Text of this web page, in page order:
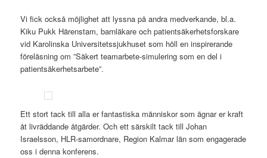
Vi fick också möjlighet att lyssna på andra medverkande, bl.a.
Kiku Pukk Härenstam, barnläkare och patientsäkerhetsforskare
vid Karolinska Universitetssjukhuset som höll en inspirerande
föreläsning om ”Säkert teamarbete-simulering som en del i
patientsäkerhetsarbete”.
Ett stort tack till alla er fantastiska människor som ägnar er kraft
åt livräddande åtgärder. Och ett särskilt tack till Johan
Israelsson, HLR-samordnare, Region Kalmar län som engagerade
oss i denna konferens.